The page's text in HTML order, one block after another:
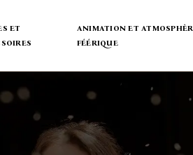
ET
ANIMATION ET
FÉÉRIQUE